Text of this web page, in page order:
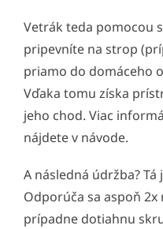
Vetrák teda pomocou
pripevníte na strop
priamo do domáceho
Vďaka tomu získa
jeho chod. Viac
nájdete v návode.
A následná údržba?
Odporúča sa aspoň
prípadne dotiahnu